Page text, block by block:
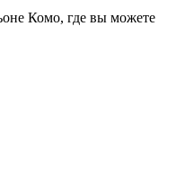
Комо, где вы можете